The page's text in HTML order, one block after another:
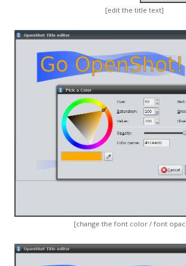
[edit the title text]
[change the font color / font